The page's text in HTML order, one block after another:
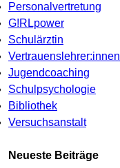
Personalvertretung
G!RLpower
Schulärztin
Vertrauenslehrer:innen
Jugendcoaching
Schulpsychologie
Bibliothek
Versuchsanstalt
Neueste Beiträge